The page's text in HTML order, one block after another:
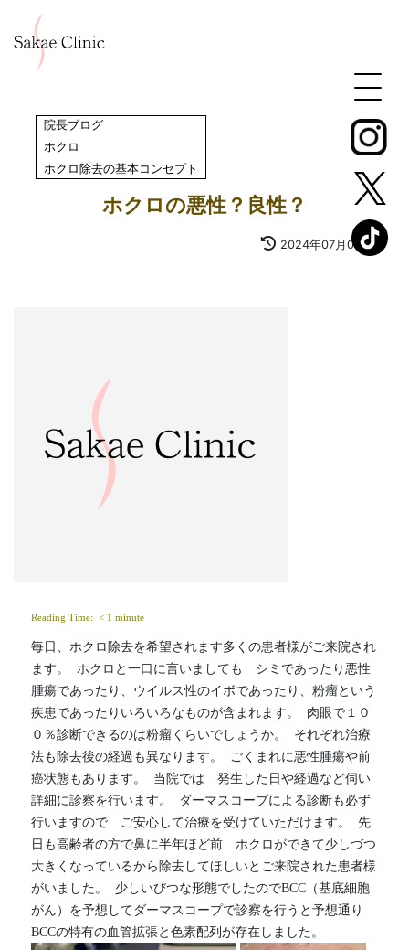
院長ブログ
ホクロ
ホクロ除去の基本コンセプト
ホクロの悪性？良性？
2024年07月09日
Reading Time: < 1 minute
毎日、ホクロ除去を希望されます多くの患者様がご来院され
ます。  ホクロと一口に言いましても　シミであったり悪性
腫瘍であったり、ウイルス性のイボであったり、粉瘤という
疾患であったりいろいろなものが含まれます。  肉眼で１０
０％診断できるのは粉瘤くらいでしょうか。  それぞれ治療
法も除去後の経過も異なります。  ごくまれに悪性腫瘍や前
癌状態もあります。  当院では　発生した日や経過など伺い
詳細に診察を行います。  ダーマスコープによる診断も必ず
行いますので　ご安心して治療を受けていただけます。  先
日も高齢者の方で鼻に半年ほど前　ホクロができて少しづつ
大きくなっているから除去してほしいとご来院された患者様
がいました。  少しいびつな形態でしたのでBCC（基底細胞
がん）を予想してダーマスコープで診察を行うと予想通り
BCCの特有の血管拡張と色素配列が存在しました。